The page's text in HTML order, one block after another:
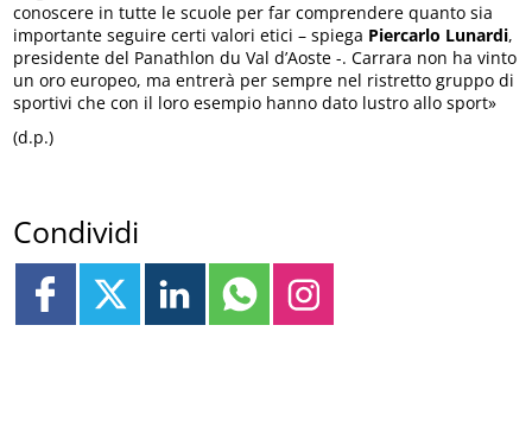
conoscere in tutte le scuole per far comprendere quanto sia
importante seguire certi valori etici – spiega Piercarlo Lunardi,
presidente del Panathlon du Val d’Aoste -. Carrara non ha vinto
un oro europeo, ma entrerà per sempre nel ristretto gruppo di
sportivi che con il loro esempio hanno dato lustro allo sport»
(d.p.)
Condividi